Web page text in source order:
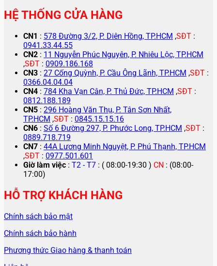
HỆ THỐNG CỬA HÀNG
CN1 : 578 Đường 3/2, P. Diên Hồng, TP.HCM ,SĐT :
0941.33.44.55
CN2 : 11 Nguyễn Phúc Nguyên, P. Nhiêu Lộc, TP.HCM
,SĐT : 0909.186.168
CN3 : 27 Cống Quỳnh, P. Cầu Ông Lãnh, TP.HCM ,SĐT :
0366.04.04.04
CN4 : 784 Kha Vạn Cân, P. Thủ Đức, TP.HCM ,SĐT :
0812.188.189
CN5 : 296 Hoàng Văn Thụ, P. Tân Sơn Nhất,
TP.HCM ,SĐT : 0845.15.15.16
CN6 : Số 6 Đường 297, P. Phước Long, TP.HCM ,SĐT :
0889.718.719
CN7 : 44A Lương Minh Nguyệt, P. Phú Thạnh, TP.HCM
,SĐT : 0977.501.601
Giờ làm việc : T2 - T7 : ( 08:00-19:30 ) CN : (08:00-
17:00)
HỖ TRỢ KHÁCH HÀNG
Chính sách bảo mật
Chính sách bảo hành
Phương thức Giao hàng & thanh toán